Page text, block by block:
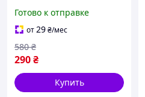
Bluetooth микрофон для
караоке с динамиком и
подсветкой Золотой qwr
Готово к отправке
от29₴/мес
290₴
580 ₴
Купить